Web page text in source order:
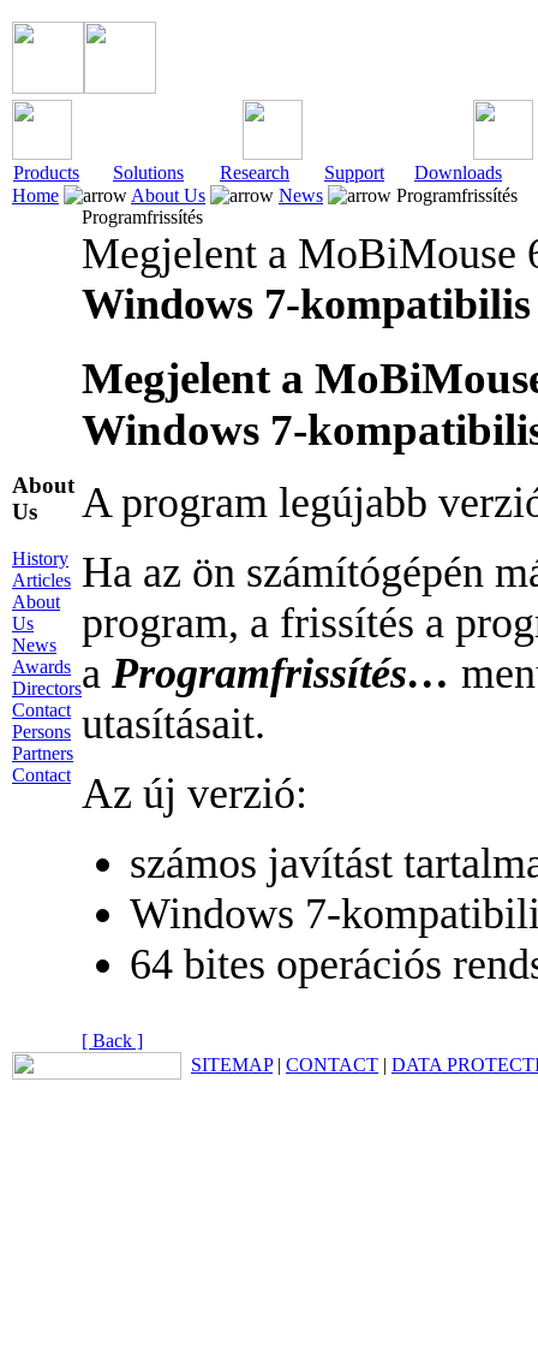
Products Solutions Research Support
Downloads
Home
About Us News Programfrissítés
About
Us
History
Articles
About
Us
News
Awards
Directors
Contact
Persons
Partners
Contact
Programfrissítés
Megjelent a MoBiMouse
Windows 7-kompatibilis
Megjelent a
Windows 7-
A program legújabb
Ha az ön számítógépén
program, a frissítés a
a Programfrissítés…
utasításait.
Az új verzió:
számos javítást
Windows 7-
64 bites operációs
[ Back ]
SITEMAP| CONTACT | DATA